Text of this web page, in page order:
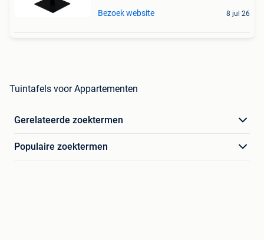
Bezoek website 8 jul 26
Tuintafels voor Appartementen
Gerelateerde zoektermen
Populaire zoektermen